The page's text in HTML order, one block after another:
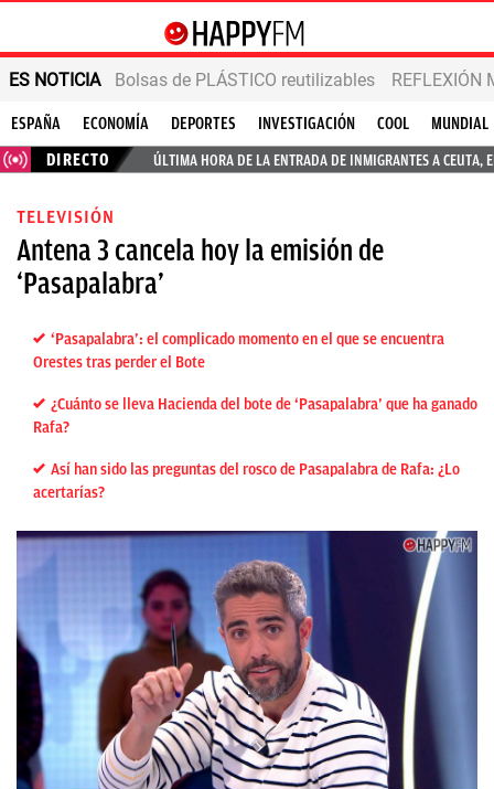
ES NOTICIA Bolsas de PLÁSTICO reutilizables REFLEXIÓN
ESPAÑA ECONOMÍA DEPORTES INVESTIGACIÓN COOL
MUNDIAL
DIRECTO
ÚLTIMA HORA DE LA ENTRADA DE INMIGRANTES A CEUTA,
TELEVISIÓN
Antena 3 cancela hoy la emisión de
‘Pasapalabra’
‘Pasapalabra’: el complicado momento en el que se encuentra
Orestes tras perder el Bote
¿Cuánto se lleva Hacienda del bote de ‘Pasapalabra’ que ha ganado
Rafa?
Así han sido las preguntas del rosco de Pasapalabra de Rafa: ¿Lo
acertarías?